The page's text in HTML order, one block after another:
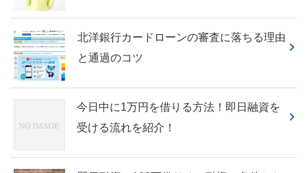
北洋銀行カードローンの審査に落ちる理由
と通過のコツ
今日中に1万円を借りる方法！即日融資を
受ける流れを紹介！